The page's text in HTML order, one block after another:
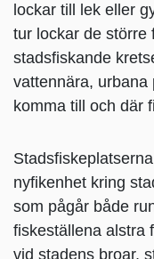
lockar till lek eller
tur lockar de större
stadsfiskande
vattennära, urbana
komma till och där
nyfikenhet kring
som pågår både
fiskeställena alstra
vid stadens broar,